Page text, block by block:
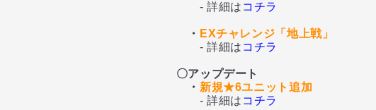
- 詳細は コチラ
・ EXチャレンジ「地上戦」
- 詳細は コチラ
〇アップデート
・ 新規★6ユニット追加
- 詳細は コチラ